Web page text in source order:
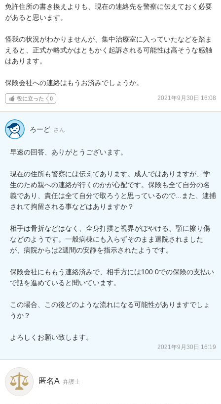
免許住所の書き換えよりも、現在の連絡先を警察に伝えておく必要
があると思います。
怪我の状況がわかりませんが、集中治療室に入っていたなどを踏ま
えると、正式か略式かはともかく起訴される可能性は高そうな感触
はあります。
保険会社への連絡はもうお済みでしょうか。
役に立った 0 2021年9月30日 16:08
ろーど さん
早速の回答、ありがとうございます。
現在の住所も警察には伝えてあります。成人ではありますが、学
生のため親への連絡が行くのかが心配です。保険も全て自分の名
義であり、責任は全て自分で取ろうと思っているので...また、逮捕
されて拘留される事などはありますか？
相手は骨折などはなく、全身打撲と視界がぼやける、顎に擦り傷
などのようです。一般病棟にも入らずそのまま退院されました
が、病院からは2週間の安静を指示されたようです。
保険会社にももう連絡済みで、相手方には100:0での保険の支払い
で話を進めていると聞いています。
この場合、この後どのような流れになる可能性がありますでしょ
うか？
よろしくお願い致します。
2021年9月30日 16:19
匿名A 弁護士